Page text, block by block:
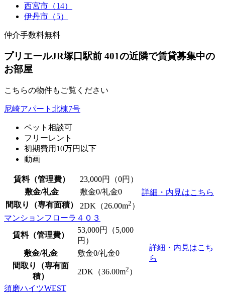
西宮市（14）
伊丹市（5）
仲介手数料無料
プリエールJR塚口駅前 401の近隣で賃貸募集中の
お部屋
こちらの物件もご覧ください
尼崎アパート北棟7号
ペット相談可
フリーレント
初期費用10万円以下
動画
賃料（管理費） 23,000円（0円）
詳細・内見はこちら
敷金/礼金 敷金0/礼金0
間取り（専有面積）
2DK（26.00m2 ）
マンションフローラ４０３
賃料（管理費）
53,000円（5,000
円）
詳細・内見はこち
ら
敷金/礼金 敷金0/礼金0
間取り（専有面
積）
2DK（36.00m2 ）
須磨ハイツWEST